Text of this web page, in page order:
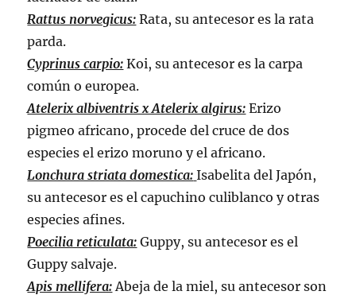
Rattus norvegicus: Rata, su antecesor es la rata
parda.
Cyprinus carpio: Koi, su antecesor es la carpa
común o europea.
Atelerix albiventris x Atelerix algirus: Erizo
pigmeo africano, procede del cruce de dos
especies el erizo moruno y el africano.
Lonchura striata domestica: Isabelita del Japón,
su antecesor es el capuchino culiblanco y otras
especies afines.
Poecilia reticulata: Guppy, su antecesor es el
Guppy salvaje.
Apis mellifera: Abeja de la miel, su antecesor son